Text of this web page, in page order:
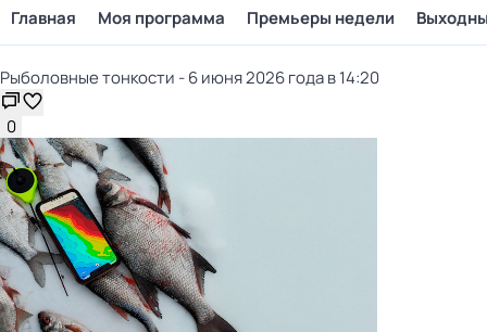
Главная Моя программа Премьеры недели
Рыболовные тонкости - 6 июня 2026 года в 14:20
0